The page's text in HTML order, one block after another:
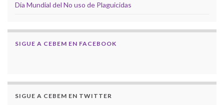
Día Mundial del No uso de Plaguicidas
SIGUE A CEBEM EN FACEBOOK
SIGUE A CEBEM EN TWITTER